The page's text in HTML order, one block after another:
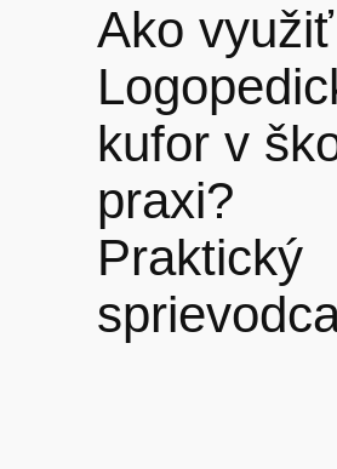
Ako využiť
kufor v
praxi?
Praktický